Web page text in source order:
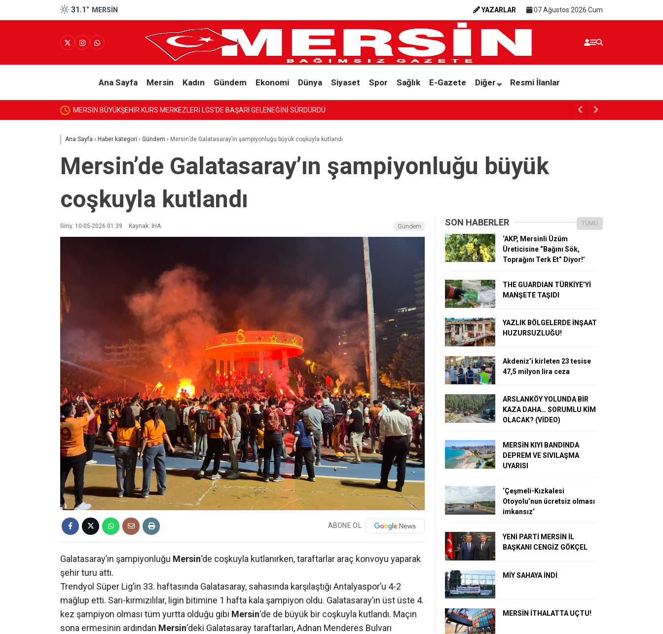
31.1° MERSIN YAZARLAR 07 Ağustos 2026 Cum
Ana Sayfa Mersin Kadın Gündem Ekonomi Dünya Siyaset Spor Sağlık E-Gazete Diğer Resmi İlanlar
MERSİN BÜYÜKŞEHİR KURS MERKEZLERİ LGS’DE BAŞARI GELENEĞİNİ SÜRDÜRDÜ HAYIRSEVERDEN YENİL POLİKLİNİK
Ana Sayfa › Haber kategori › Gündem › Mersin’de Galatasaray’ın şampiyonluğu büyük coşkuyla kutlandı
Mersin’de Galatasaray’ın şampiyonluğu büyük
coşkuyla kutlandı
Giriş: 10-05-2026 01:39 Kaynak: İHA Gündem
ABONE OL
Galatasaray’ın şampiyonluğu Mersin‘de coşkuyla kutlanırken, taraftarlar araç konvoyu yaparak
şehir turu attı.
Trendyol Süper Lig’in 33. haftasında Galatasaray, sahasında karşılaştığı Antalyaspor’u 4-2
mağlup etti. Sarı-kırmızılılar, ligin bitimine 1 hafta kala şampiyon oldu. Galatasaray’ın üst üste 4.
kez şampiyon olması tüm yurtta olduğu gibi Mersin‘de de büyük bir coşkuyla kutlandı. Maçın
sona ermesinin ardından Mersin‘deki Galatasaray taraftarları, Adnan Menderes Bulvarı
SON HABERLER TÜMÜ
‘AKP, Mersinli Üzüm
Üreticisine “Bağını Sök,
Toprağını Terk Et” Diyor!’
THE GUARDIAN TÜRKİYE’Yİ
MANŞETE TAŞIDI
YAZLIK BÖLGELERDE İNŞAAT
HUZURSUZLUĞU!
Akdeniz’i kirleten 23 tesise
47,5 milyon lira ceza
ARSLANKÖY YOLUNDA BİR
KAZA DAHA… SORUMLU KİM
OLACAK? (VİDEO)
MERSİN KIYI BANDINDA
DEPREM VE SIVILAŞMA
UYARISI
‘Çeşmeli-Kızkalesi
Otoyolu’nun ücretsiz olması
imkansız’
YENİ PARTİ MERSİN İL
BAŞKANI CENGİZ GÖKÇEL
MİY SAHAYA İNDİ
MERSİN İTHALATTA UÇTU!